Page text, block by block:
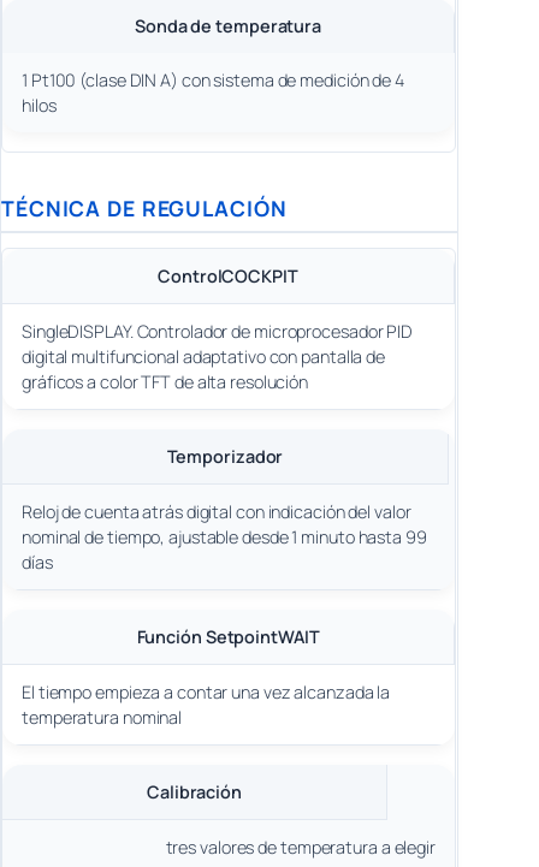
Sonda de temperatura
1 Pt100 (clase DIN A) con sistema de medición de 4
hilos
TÉCNICA DE REGULACIÓN
ControlCOCKPIT
SingleDISPLAY. Controlador de microprocesador PID
digital multifuncional adaptativo con pantalla de
gráficos a color TFT de alta resolución
Temporizador
Reloj de cuenta atrás digital con indicación del valor
nominal de tiempo, ajustable desde 1 minuto hasta 99
días
Función SetpointWAIT
El tiempo empieza a contar una vez alcanzada la
temperatura nominal
Calibración
tres valores de temperatura a elegir